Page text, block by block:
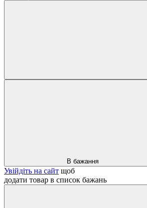
В бажання
Увійдіть на сайт щоб
додати товар в список бажань